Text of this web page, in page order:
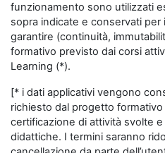
funzionamento sono utilizzati
sopra indicate e conservati
garantire (continuità,
formativo previsto dai corsi
Learning (*).
[* i dati applicativi vengono
richiesto dal progetto
certificazione di attività svolte
didattiche. I termini saranno